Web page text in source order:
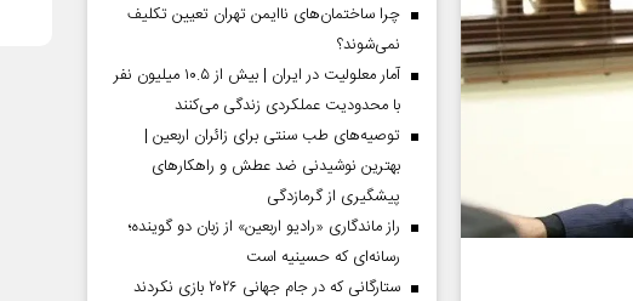
چرا ساختمان‌های ناایمن تهران تعیین تکلیف
نمی‌شوند؟
آمار معلولیت در ایران | بیش از ۱۰.۵ میلیون نفر
با محدودیت عملکردی زندگی می‌کنند
توصیه‌های طب سنتی برای زائران اربعین |
بهترین نوشیدنی ضد عطش و راهکارهای
پیشگیری از گرمازدگی
راز ماندگاری «رادیو اربعین» از زبان دو گوینده؛
رسانه‌ای که حسینیه است
ستارگانی که در جام جهانی ۲۰۲۶ بازی نکردند